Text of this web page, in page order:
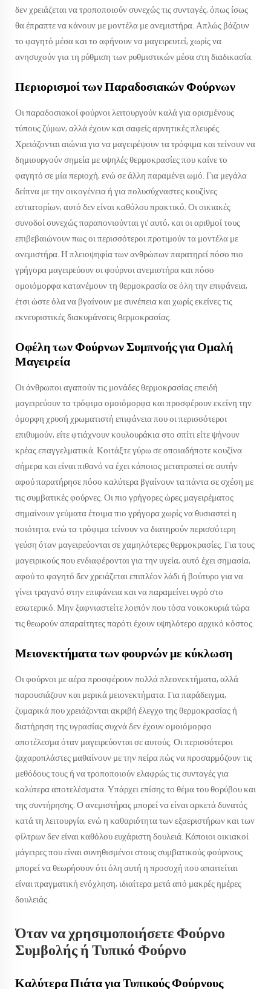
δεν χρειάζεται να τροποποιούν συνεχώς τις συνταγές, όπως ίσως
θα έπραπτε να κάνουν με μοντέλα με ανεμιστήρα. Απλώς βάζουν
το φαγητό μέσα και το αφήνουν να μαγειρευτεί, χωρίς να
ανησυχούν για τη ρύθμιση των ρυθμιστικών μέσα στη διαδικασία.
Περιορισμοί των Παραδοσιακών Φούρνων
Οι παραδοσιακοί φούρνοι λειτουργούν καλά για ορισμένους
τύπους ζύμων, αλλά έχουν και σαφείς αρνητικές πλευρές.
Χρειάζονται αιώνια για να μαγειρέψουν τα τρόφιμα και τείνουν να
δημιουργούν σημεία με υψηλές θερμοκρασίες που καίνε το
φαγητό σε μία περιοχή, ενώ σε άλλη παραμένει ωμό. Για μεγάλα
δείπνα με την οικογένεια ή για πολυσύχναστες κουζίνες
εστιατορίων, αυτό δεν είναι καθόλου πρακτικό. Οι οικιακές
συνοδοί συνεχώς παραπονιούνται γι' αυτό, και οι αριθμοί τους
επιβεβαιώνουν πως οι περισσότεροι προτιμούν τα μοντέλα με
ανεμιστήρα. Η πλειοψηφία των ανθρώπων παρατηρεί πόσο πιο
γρήγορα μαγειρεύουν οι φούρνοι ανεμιστήρα και πόσο
ομοιόμορφα κατανέμουν τη θερμοκρασία σε όλη την επιφάνεια,
έτσι ώστε όλα να βγαίνουν με συνέπεια και χωρίς εκείνες τις
εκνευριστικές διακυμάνσεις θερμοκρασίας.
Οφέλη των Φούρνων Συμπνοής για Ομαλή
Μαγειρεία
Οι άνθρωποι αγαπούν τις μονάδες θερμοκρασίας επειδή
μαγειρεύουν τα τρόφιμα ομοιόμορφα και προσφέρουν εκείνη την
όμορφη χρυσή χρωματιστή επιφάνεια που οι περισσότεροι
επιθυμούν, είτε φτιάχνουν κουλουράκια στο σπίτι είτε ψήνουν
κρέας επαγγελματικά. Κοιτάξτε γύρω σε οποιαδήποτε κουζίνα
σήμερα και είναι πιθανό να έχει κάποιος μετατραπεί σε αυτήν
αφού παρατήρησε πόσο καλύτερα βγαίνουν τα πάντα σε σχέση με
τις συμβατικές φούρνες. Οι πιο γρήγορες ώρες μαγειρέματος
σημαίνουν γεύματα έτοιμα πιο γρήγορα χωρίς να θυσιαστεί η
ποιότητα, ενώ τα τρόφιμα τείνουν να διατηρούν περισσότερη
γεύση όταν μαγειρεύονται σε χαμηλότερες θερμοκρασίες. Για τους
μαγειρικούς που ενδιαφέρονται για την υγεία, αυτό έχει σημασία,
αφού το φαγητό δεν χρειάζεται επιπλέον λάδι ή βούτυρο για να
γίνει τραγανό στην επιφάνεια και να παραμείνει υγρό στο
εσωτερικό. Μην ξαφνιαστείτε λοιπόν που τόσα νοικοκυριά τώρα
τις θεωρούν απαραίτητες παρότι έχουν υψηλότερο αρχικό κόστος.
Μειονεκτήματα των φουρνών με κύκλωση
Οι φούρνοι με αέρα προσφέρουν πολλά πλεονεκτήματα, αλλά
παρουσιάζουν και μερικά μειονεκτήματα. Για παράδειγμα,
ζυμαρικά που χρειάζονται ακριβή έλεγχο της θερμοκρασίας ή
διατήρηση της υγρασίας συχνά δεν έχουν ομοιόμορφο
αποτέλεσμα όταν μαγειρεύονται σε αυτούς. Οι περισσότεροι
ζαχαροπλάστες μαθαίνουν με την πείρα πώς να προσαρμόζουν τις
μεθόδους τους ή να τροποποιούν ελαφρώς τις συνταγές για
καλύτερα αποτελέσματα. Υπάρχει επίσης το θέμα του θορύβου και
της συντήρησης. Ο ανεμιστήρας μπορεί να είναι αρκετά δυνατός
κατά τη λειτουργία, ενώ η καθαριότητα των εξαεριστήρων και των
φίλτρων δεν είναι καθόλου ευχάριστη δουλειά. Κάποιοι οικιακοί
μάγειρες που είναι συνηθισμένοι στους συμβατικούς φούρνους
μπορεί να θεωρήσουν ότι όλη αυτή η προσοχή που απαιτείται
είναι πραγματική ενόχληση, ιδιαίτερα μετά από μακρές ημέρες
δουλειάς.
Όταν να χρησιμοποιήσετε Φούρνο
Συμβολής ή Τυπικό Φούρνο
Καλύτερα Πιάτα για Τυπικούς Φούρνους